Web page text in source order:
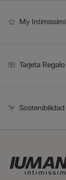
My Intimissimi
Tarjeta Regalo
Sostenibilidad